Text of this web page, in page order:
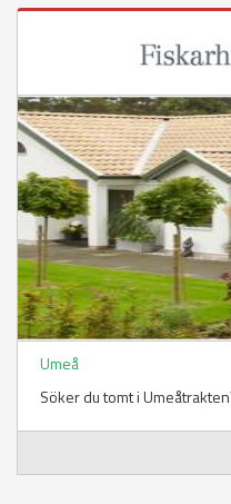
Umeå
Söker du tomt i